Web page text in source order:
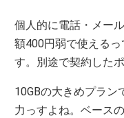
個人的に電話・メー
額400円弱で使える
す。別途で契約した
10GBの大きめプラ
力っすよね。ベース